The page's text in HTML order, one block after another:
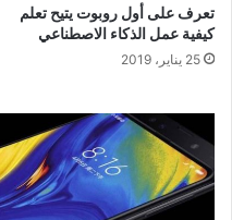
تعرف على أول روبوت يتيح تعلم
كيفية عمل الذكاء الاصطناعي
25 يناير، 2019